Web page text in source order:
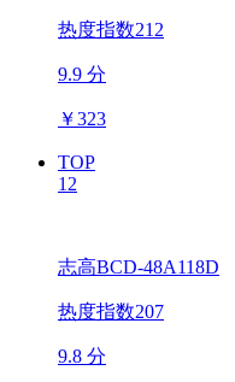
热度指数212
9.9 分
￥323
TOP
12
志高BCD-48A118D
热度指数207
9.8 分